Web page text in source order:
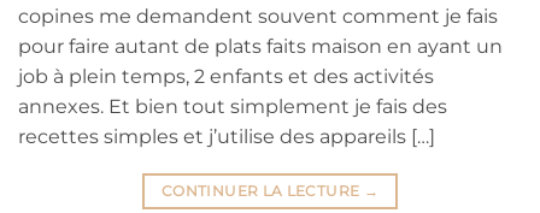
copines me demandent souvent comment je fais
pour faire autant de plats faits maison en ayant un
job à plein temps, 2 enfants et des activités
annexes. Et bien tout simplement je fais des
recettes simples et j’utilise des appareils […]
CONTINUER LA LECTURE →